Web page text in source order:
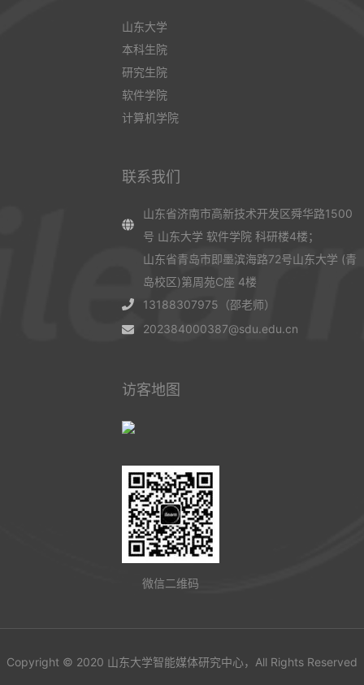
山东大学
本科生院
研究生院
软件学院
计算机学院
联系我们
山东省济南市高新技术开发区舜华路1500
号 山东大学 软件学院 科研楼4楼；
山东省青岛市即墨滨海路72号山东大学 (青
岛校区)第周苑C座 4楼
13188307975（邵老师）
202384000387@sdu.edu.cn
访客地图
微信二维码
Copyright © 2020 山东大学智能媒体研究中心，All Rights Reserved